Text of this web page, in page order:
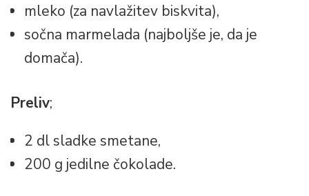
mleko (za navlažitev biskvita),
sočna marmelada (najboljše je, da je
domača).
Preliv;
2 dl sladke smetane,
200 g jedilne čokolade.